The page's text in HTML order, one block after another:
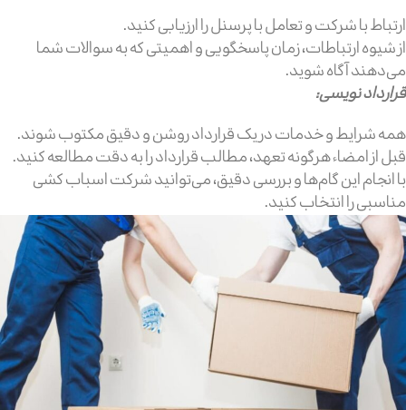
ارتباط با شرکت و تعامل با پرسنل را ارزیابی کنید.
از شیوه ارتباطات، زمان پاسخگویی و اهمیتی که به سوالات شما
می‌دهند آگاه شوید.
قرارداد نویسی:
همه شرایط و خدمات در یک قرارداد روشن و دقیق مکتوب شوند.
قبل از امضاء هرگونه تعهد، مطالب قرارداد را به دقت مطالعه کنید.
با انجام این گام‌ها و بررسی دقیق، می‌توانید شرکت اسباب کشی
مناسبی را انتخاب کنید.